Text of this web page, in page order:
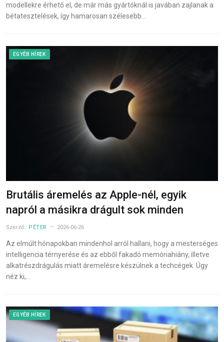
modellekre érhető el, de már más gyártóknál is javában zajlanak a
bétatesztelések, így hamarosan szélesebb…
EGYÉB HÍREK
Brutális áremelés az Apple-nél, egyik
napról a másikra drágult sok minden
Szerző: PÉTER 2026-06-26
Az elmúlt hónapokban mindenhol arról hallani, hogy a mesterséges
intelligencia térnyerése és az ebből fakadó memóriahiány, illetve
alkatrészdrágulás miatt áremelésre készülnek a techcégek. Úgy
néz ki,…
EGYÉB HÍREK